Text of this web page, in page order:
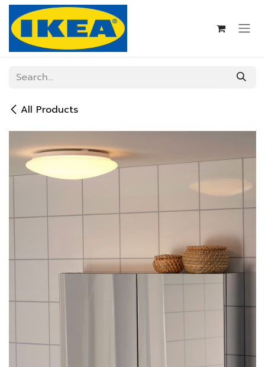
Skip to Content
All Products